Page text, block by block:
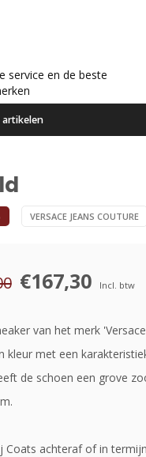
service en de beste
artikelen
VERSACE JEANS COUTURE
€167,30 Incl. btw
van het merk
kleur met een
de schoen een grove
Coats achteraf of in